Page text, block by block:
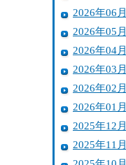
2026年06月
2026年05月
2026年04月
2026年03月
2026年02月
2026年01月
2025年12月
2025年11月